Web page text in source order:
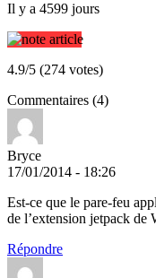
Il y a 4599 jours
4.9/5 (274 votes)
Commentaires (4)
Bryce
17/01/2014 - 18:26
Est-ce que le pare-feu
de l’extension jetpack de
Répondre